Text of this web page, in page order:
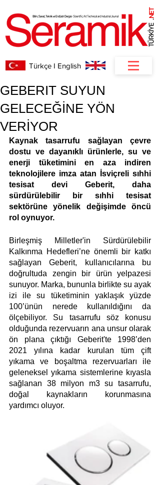
.
NET
Türkçe I English
GEBERIT SUYUN
GELECEĞİNE YÖN
VERİYOR
Kaynak tasarrufu sağlayan çevre
dostu ve dayanıklı ürünlerle, su ve
enerji tüketimini en aza indiren
teknolojilere imza atan İsviçreli sıhhi
tesisat devi Geberit, daha
sürdürülebilir bir sıhhi tesisat
sektörüne yönelik değişimde öncü
rol oynuyor.
Birleşmiş Milletler'in Sürdürülebilir
Kalkınma Hedefleri’ne önemli bir katkı
sağlayan
Geberit, kullanıcılarına bu
doğrultuda zengin bir ürün yelpazesi
sunuyor. Marka, bununla birlikte su ayak
izi ile su tüketiminin yaklaşık yüzde
100’ünün nerede kullanıldığını da
ölçebiliyor. Su tasarrufu söz konusu
olduğunda rezervuarın ana unsur olarak
ön plana çıktığı Geberit'te 1998’den
2021 yılına kadar kurulan tüm çift
yıkama ve boşaltma rezervuarları ile
geleneksel yıkama sistemlerine kıyasla
sağlanan 38 milyon m3 su tasarrufu,
doğal kaynakların korunmasına
yardımcı oluyor.